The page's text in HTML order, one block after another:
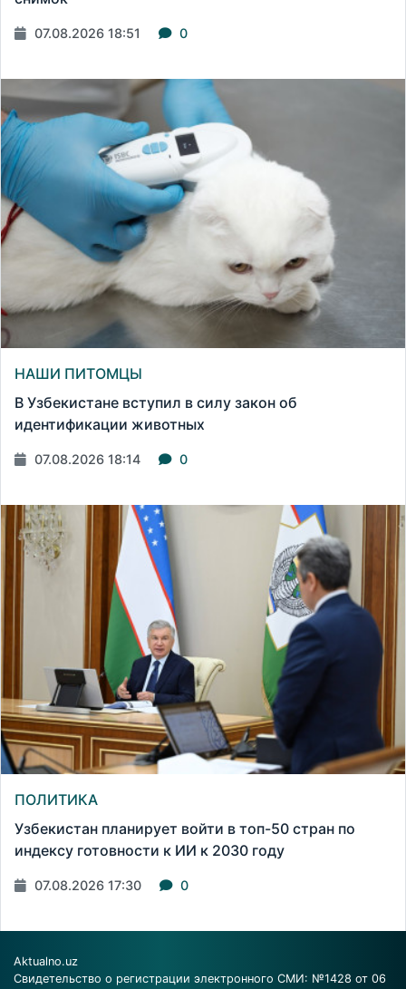
07.08.2026 18:51 0
НАШИ ПИТОМЦЫ
В Узбекистане вступил в силу закон об
идентификации животных
07.08.2026 18:14 0
ПОЛИТИКА
Узбекистан планирует войти в топ-50 стран по
индексу готовности к ИИ к 2030 году
07.08.2026 17:30 0
Aktualno.uz
Свидетельство о регистрации электронного СМИ: №1428 от 06